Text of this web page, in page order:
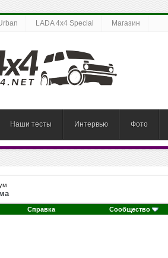
LADA 4x4 Special Магазин
Наши тесты Интервью Фото
Справка Сообщество